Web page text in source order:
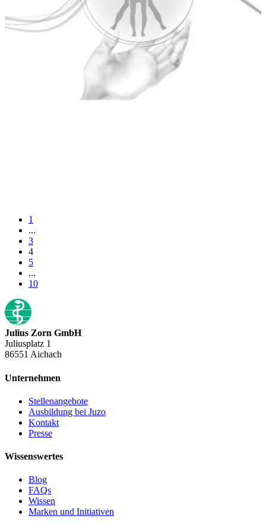
1
...
3
4
5
...
10
Julius Zorn GmbH
Juliusplatz 1
86551 Aichach
Unternehmen
Stellenangebote
Ausbildung bei Juzo
Kontakt
Presse
Wissenswertes
Blog
FAQs
Wissen
Marken und Initiativen